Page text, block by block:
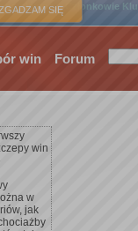
SIĘ
główna Członkowie
win Forum
win
w
jak